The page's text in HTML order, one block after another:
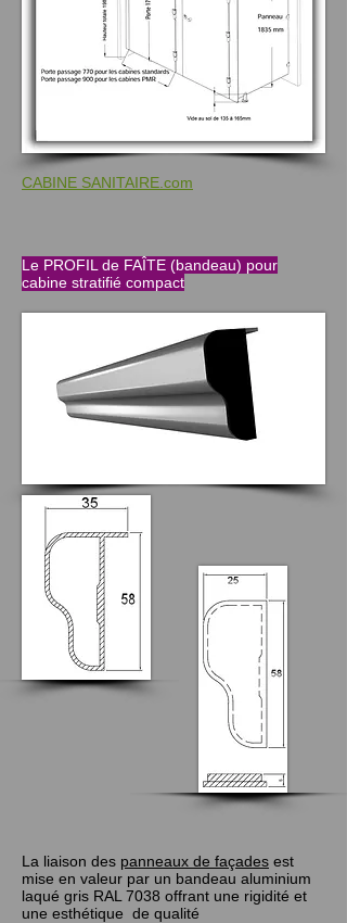
CABINE SANITAIRE.com
Le PROFIL de FAÎTE (bandeau) pour
cabine stratifié compact
La liaison des panneaux de façades est
mise en valeur par un bandeau aluminium
laqué gris RAL 7038 offrant une rigidité et
une esthétique de qualité